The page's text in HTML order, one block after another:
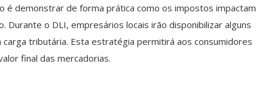
é demonstrar de forma prática como os impostos impactam
o DLI, empresários locais irão disponibilizar alguns
tributária. Esta estratégia permitirá aos consumidores
final das mercadorias.